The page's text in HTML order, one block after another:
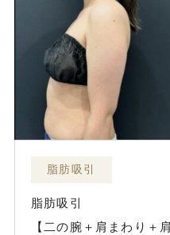
脂肪吸引
脂肪吸引
【二の腕＋肩まわり＋